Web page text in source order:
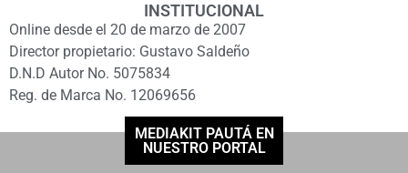
INSTITUCIONAL
Online desde el 20 de marzo de 2007
Director propietario: Gustavo Saldeño
D.N.D Autor No. 5075834
Reg. de Marca No. 12069656
MEDIAKIT PAUTÁ EN
NUESTRO PORTAL